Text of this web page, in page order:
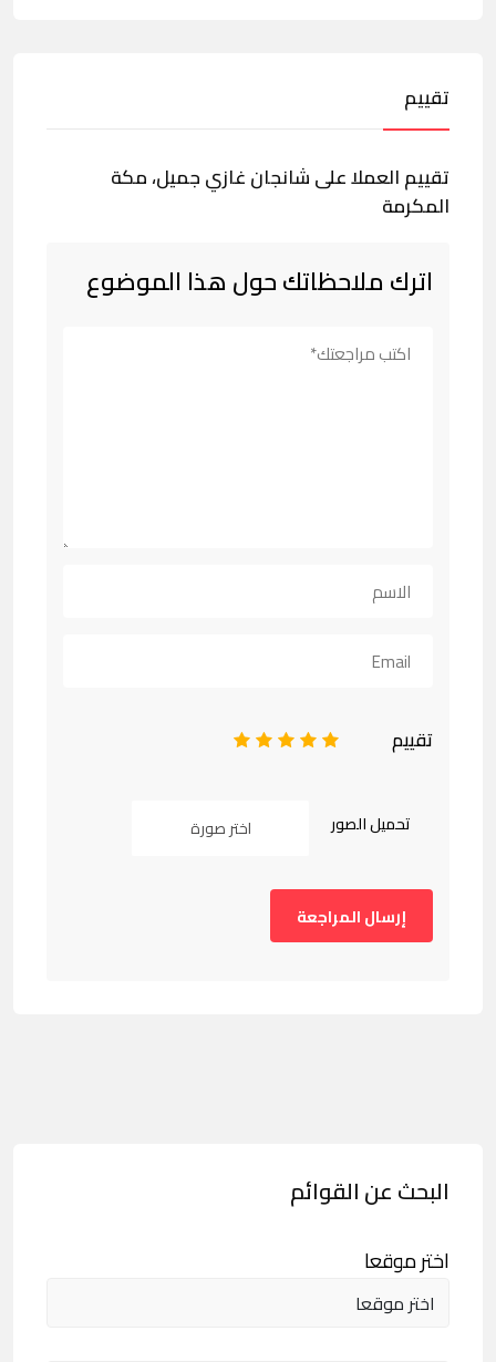
تقييم
تقييم العملا على شانجان غازي جميل، مكة
المكرمة
اترك ملاحظاتك حول هذا الموضوع
تقييم 5
4
3
2
تحميل الصور اختر صورة
البحث عن القوائم
اختر موقعا